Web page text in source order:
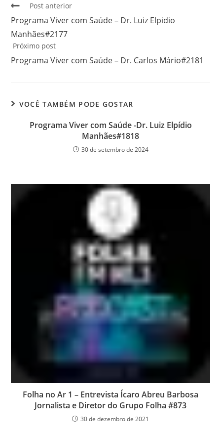
Post anterior
Programa Viver com Saúde – Dr. Luiz Elpidio
Manhães#2177
Próximo post
Programa Viver com Saúde – Dr. Carlos Mário#2181
VOCÊ TAMBÉM PODE GOSTAR
Programa Viver com Saúde -Dr. Luiz Elpídio
Manhães#1818
30 de setembro de 2024
Folha no Ar 1 – Entrevista Ícaro Abreu Barbosa
Jornalista e Diretor do Grupo Folha #873
30 de dezembro de 2021